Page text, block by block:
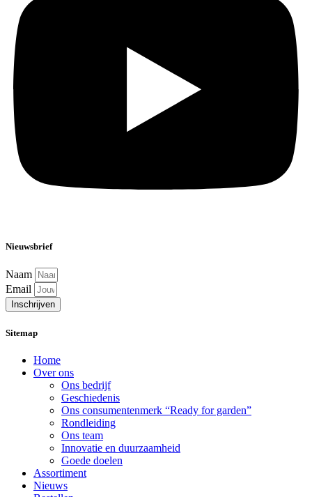
Nieuwsbrief
Naam
Email
Inschrijven
Sitemap
Home
Over ons
Ons bedrijf
Geschiedenis
Ons consumentenmerk “Ready for garden”
Rondleiding
Ons team
Innovatie en duurzaamheid
Goede doelen
Assortiment
Nieuws